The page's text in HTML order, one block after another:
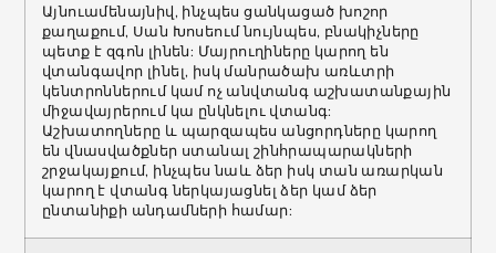
Այնուամենայնիվ, ինչպես ցանկացած խոշոր
քաղաքում, Սան Խոսեում նույնպես, բնակիչները
պետք է զգոն լինեն: Մայրուղիները կարող են
վտանգավոր լինել, իսկ մանրածախ առևտրի
կենտրոններում կամ ոչ անվտանգ աշխատանքային
միջավայրերում կա ընկնելու վտանգ:
Աշխատողները և պարզապես անցորդները կարող
են վնասվածքներ ստանալ շինհրապարակների
շրջակայքում, ինչպես նաև ձեր իսկ տան առարկան
կարող է վտանգ ներկայացնել ձեր կամ ձեր
ընտանիքի անդամների համար: